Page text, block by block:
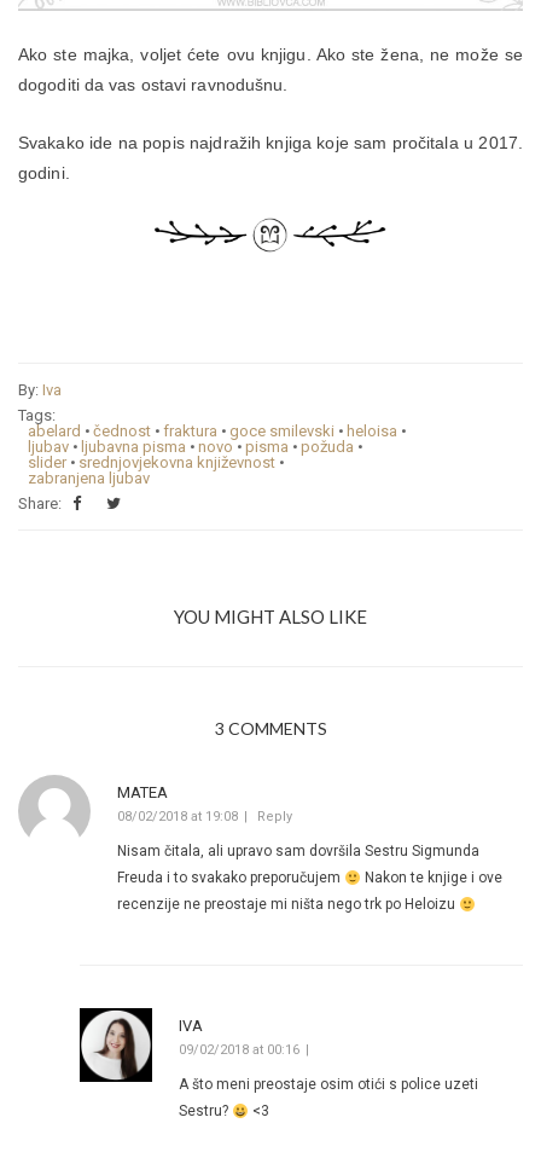
Ako ste majka, voljet ćete ovu knjigu. Ako ste žena, ne može se
dogoditi da vas ostavi ravnodušnu.
Svakako ide na popis najdražih knjiga koje sam pročitala u 2017.
godini.
By: Iva
Tags:
abelard • čednost • fraktura • goce smilevski • heloisa •
ljubav • ljubavna pisma • novo • pisma • požuda •
slider • srednjovjekovna književnost •
zabranjena ljubav
Share:
YOU MIGHT ALSO LIKE
3 COMMENTS
MATEA
08/02/2018 at 19:08 Reply
Nisam čitala, ali upravo sam dovršila Sestru Sigmunda
Freuda i to svakako preporučujem
Nakon te knjige i ove
recenzije ne preostaje mi ništa nego trk po Heloizu
IVA
09/02/2018 at 00:16
A što meni preostaje osim otići s police uzeti
Sestru?
<3